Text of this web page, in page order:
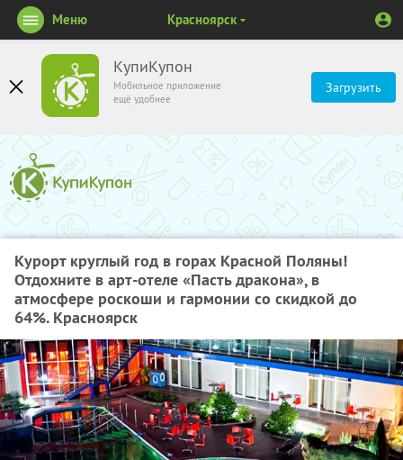
КупиКупон
Мобильное приложение
ещё удобнее
Загрузить
Меню Красноярск
Курорт круглый год в горах Красной Поляны!
Отдохните в арт-отеле «Пасть дракона», в
атмосфере роскоши и гармонии со скидкой до
64%. Красноярск